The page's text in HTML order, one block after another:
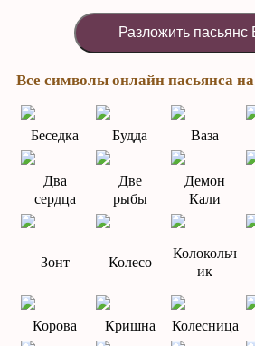
Разложить пасьянс
Все символы онлайн пасьянса
Беседка Будда Ваза
Два
сердца
Две
рыбы
Демон
Кали
Зонт Колесо
Колокольч
ик
Корова Кришна Колесница